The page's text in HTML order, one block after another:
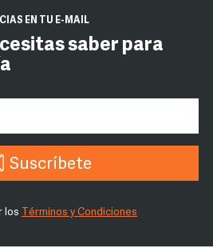
EN TU E-MAIL
saber para
Suscríbete
los Términos y Condiciones